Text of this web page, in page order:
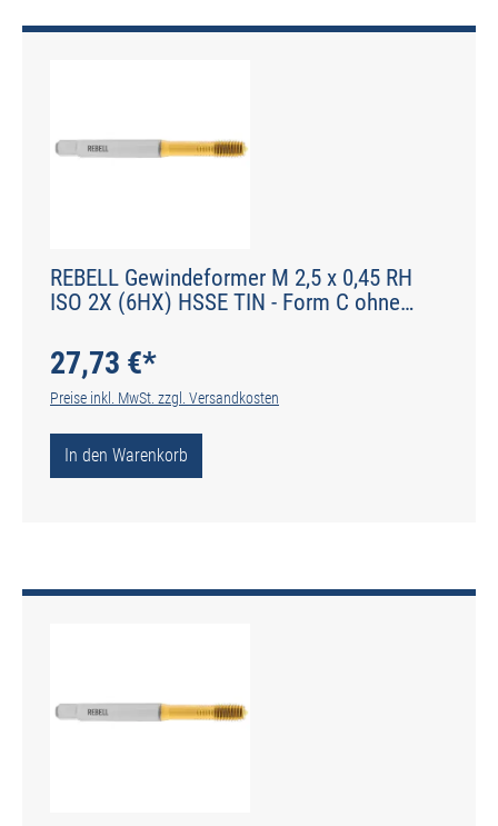
REBELL Gewindeformer M 2,5 x 0,45 RH
ISO 2X (6HX) HSSE TIN - Form C ohne
27,73 €*
Preise inkl. MwSt. zzgl. Versandkosten
In den Warenkorb